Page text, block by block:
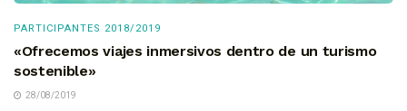
PARTICIPANTES 2018/2019
«Ofrecemos viajes inmersivos dentro de un turismo
sostenible»
28/08/2019